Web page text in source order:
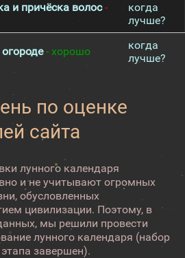
и причёска волос-
когда
лучше?
- хорошо
когда
лучше?
по оценке
сайта
лунного календаря
и не учитывают огромных
обусловленных
цивилизации. Поэтому, в
мы решили провести
лунного календаря (набор
завершен).